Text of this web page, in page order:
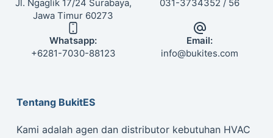
Jl. Ngaglik 17/24 Surabaya,
Jawa Timur 60273
031-3734352 / 56
Whatsapp:
+6281-7030-88123
Email:
info@bukites.com
Tentang BukitES
Kami adalah agen dan distributor kebutuhan HVAC